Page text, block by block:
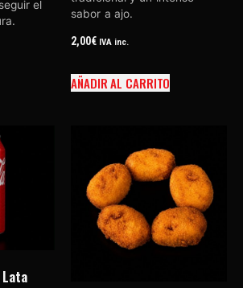
el
sabor a ajo.
2,00€ IVA inc.
AÑADIR AL CARRITO
Lata